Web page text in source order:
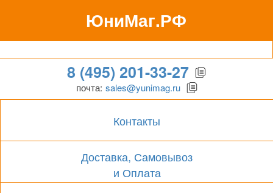
ЮниМаг.РФ
Гипермаркет для бизнеса
8 (495) 201-33-27
почта: sales@yunimag.ru
Контакты
Доставка, Самовывоз
и Оплата